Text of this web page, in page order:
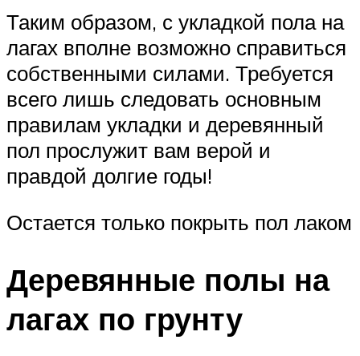
Таким образом, с укладкой пола на
лагах вполне возможно справиться
собственными силами. Требуется
всего лишь следовать основным
правилам укладки и деревянный
пол прослужит вам верой и
правдой долгие годы!
Остается только покрыть пол лаком
Деревянные полы на
лагах по грунту